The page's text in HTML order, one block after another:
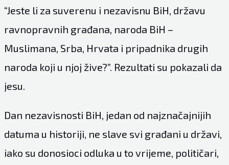
“Jeste li za suverenu i nezavisnu BiH, državu
ravnopravnih građana, naroda BiH –
Muslimana, Srba, Hrvata i pripadnika drugih
naroda koji u njoj žive?”. Rezultati su pokazali da
jesu.
Dan nezavisnosti BiH, jedan od najznačajnijih
datuma u historiji, ne slave svi građani u državi,
iako su donosioci odluka u to vrijeme, političari,